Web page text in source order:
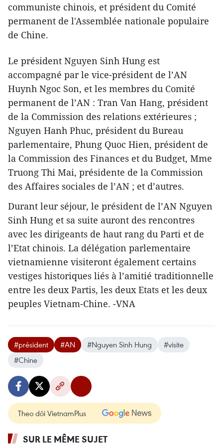
communiste chinois, et président du Comité
permanent de l'Assemblée nationale populaire
de Chine.
Le président Nguyen Sinh Hung est
accompagné par le vice-président de l’AN
Huynh Ngoc Son, et les membres du Comité
permanent de l’AN : Tran Van Hang, président
de la Commission des relations extérieures ;
Nguyen Hanh Phuc, président du Bureau
parlementaire, Phung Quoc Hien, président de
la Commission des Finances et du Budget, Mme
Truong Thi Mai, présidente de la Commission
des Affaires sociales de l’AN ; et d’autres.
Durant leur séjour, le président de l’AN Nguyen
Sinh Hung et sa suite auront des rencontres
avec les dirigeants de haut rang du Parti et de
l’Etat chinois. La délégation parlementaire
vietnamienne visiteront également certains
vestiges historiques liés à l’amitié traditionnelle
entre les deux Partis, les deux Etats et les deux
peuples Vietnam-Chine. -VNA
#président #AN #Nguyen Sinh Hung
#visite
#Chine
Theo dõi VietnamPlus
SUR LE MÊME SUJET